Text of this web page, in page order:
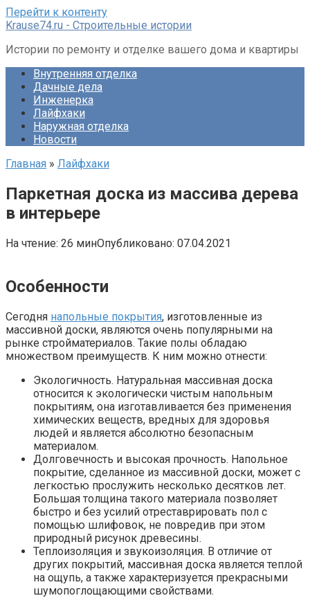
Перейти к контенту
Krause74.ru - Строительные истории
Истории по ремонту и отделке вашего дома и квартиры
Внутренняя отделка
Дачные дела
Инженерка
Лайфхаки
Наружная отделка
Новости
Главная » Лайфхаки
Паркетная доска из массива дерева
в интерьере
На чтение: 26 минОпубликовано: 07.04.2021
Особенности
Сегодня напольные покрытия, изготовленные из
массивной доски, являются очень популярными на
рынке стройматериалов. Такие полы обладаю
множеством преимуществ. К ним можно отнести:
Экологичность. Натуральная массивная доска
относится к экологически чистым напольным
покрытиям, она изготавливается без применения
химических веществ, вредных для здоровья
людей и является абсолютно безопасным
материалом.
Долговечность и высокая прочность. Напольное
покрытие, сделанное из массивной доски, может с
легкостью прослужить несколько десятков лет.
Большая толщина такого материала позволяет
быстро и без усилий отреставрировать пол с
помощью шлифовок, не повредив при этом
природный рисунок древесины.
Теплоизоляция и звукоизоляция. В отличие от
других покрытий, массивная доска является теплой
на ощупь, а также характеризуется прекрасными
шумопоглощающими свойствами.